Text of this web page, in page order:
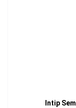
Intip